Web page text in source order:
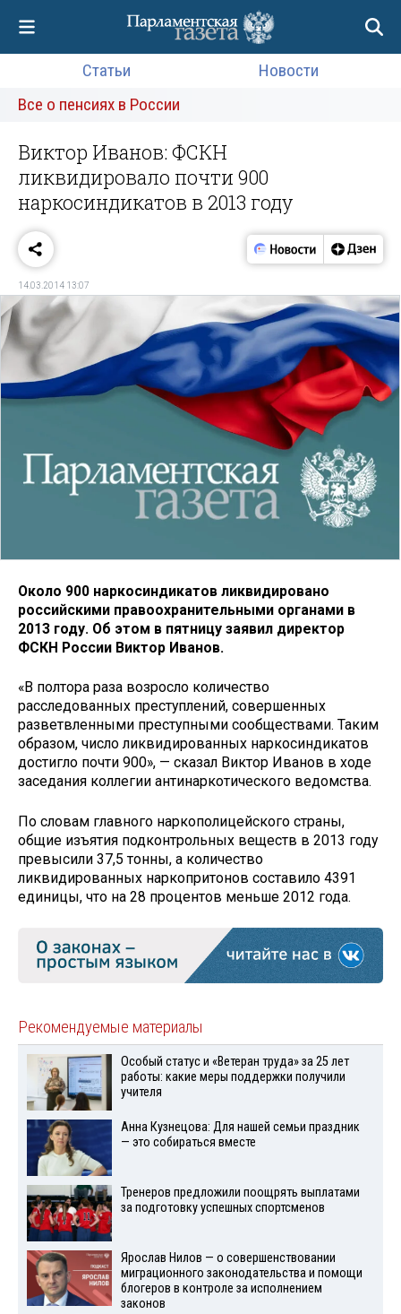
Статьи
Новости
Все о пенсиях в России
Виктор Иванов: ФСКН
ликвидировало почти 900
наркосиндикатов в 2013 году
14.03.2014 13:07
Около 900 наркосиндикатов ликвидировано
российскими правоохранительными органами в
2013 году. Об этом в пятницу заявил директор
ФСКН России Виктор Иванов.
«В полтора раза возросло количество
расследованных преступлений, совершенных
разветвленными преступными сообществами. Таким
образом, число ликвидированных наркосиндикатов
достигло почти 900», — сказал Виктор Иванов в ходе
заседания коллегии антинаркотического ведомства.
По словам главного наркополицейского страны,
общие изъятия подконтрольных веществ в 2013 году
превысили 37,5 тонны, а количество
ликвидированных наркопритонов составило 4391
единицы, что на 28 процентов меньше 2012 года.
Рекомендуемые материалы
Особый статус и «Ветеран труда» за 25 лет
работы: какие меры поддержки получили
учителя
Анна Кузнецова: Для нашей семьи праздник
— это собираться вместе
Тренеров предложили поощрять выплатами
за подготовку успешных спортсменов
Ярослав Нилов — о совершенствовании
миграционного законодательства и помощи
блогеров в контроле за исполнением
законов